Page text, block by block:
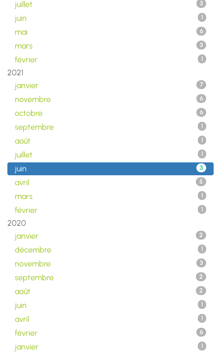
juillet 3
juin 1
mai 6
mars 3
février 1
2021
janvier
7
novembre 6
octobre 6
septembre 1
août 1
juillet 1
juin 3
avril 5
mars 1
février 1
2020
janvier
2
décembre 1
novembre 3
septembre 2
août 2
juin 1
avril 1
février 6
janvier 1